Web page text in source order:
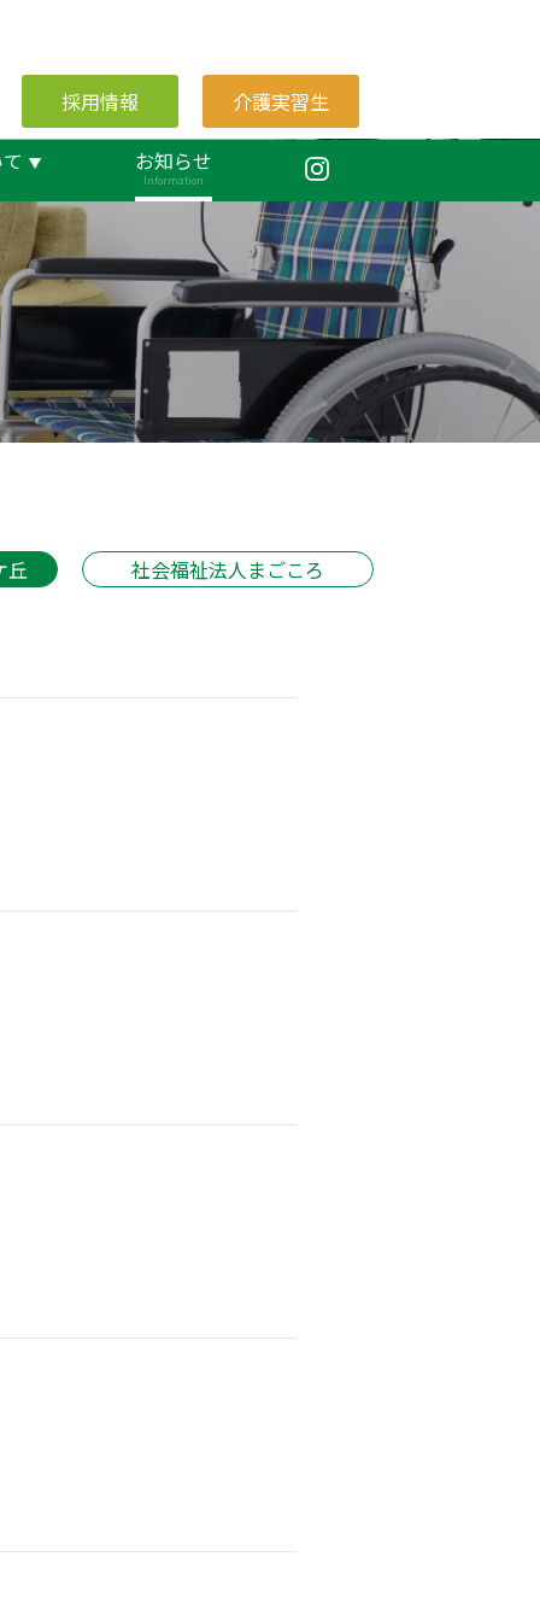
採用情報 介護実習生
お知らせ
Information
丘 社会福祉法人まごころ